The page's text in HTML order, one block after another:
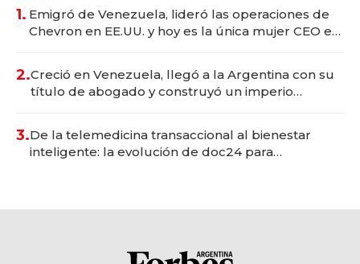
1. Emigró de Venezuela, lideró las operaciones de
Chevron en EE.UU. y hoy es la única mujer CEO en
2.Creció en Venezuela, llegó a la Argentina con su
título de abogado y construyó un imperio
3.De la telemedicina transaccional al bienestar
inteligente: la evolución de doc24 para